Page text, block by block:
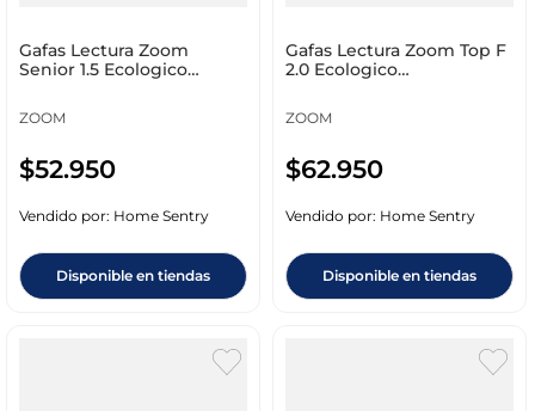
Gafas Lectura Zoom
Senior 1.5 Ecologico
ZOOM
$52.950
Vendido por: Home Sentry
Disponible en tiendas
Gafas Lectura Zoom Top F
2.0 Ecologico
ZOOM
$62.950
Vendido por: Home Sentry
Disponible en tiendas